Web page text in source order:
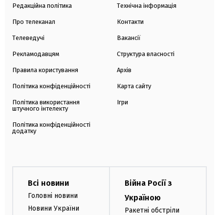
Редакційна політика
Про телеканал
Телеведучі
Рекламодавцям
Правила користування
Політика конфіденційності
Політика використання
штучного інтелекту
Політика конфіденційності
додатку
Технічна інформація
Контакти
Вакансії
Структура власності
Архів
Карта сайту
Ігри
Всі новини
Головні новини
Новини України
Війна Росії з
Україною
Ракетні обстріли